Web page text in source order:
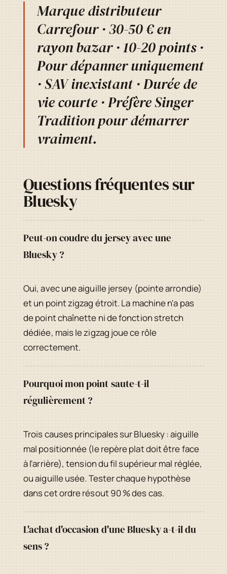
Marque distributeur
Carrefour · 30-50 € en
rayon bazar · 10-20 points ·
Pour dépanner uniquement
· SAV inexistant · Durée de
vie courte · Préfère Singer
Tradition pour démarrer
vraiment.
Questions fréquentes sur
Bluesky
Peut-on coudre du jersey avec une
Bluesky ?
Oui, avec une aiguille jersey (pointe arrondie)
et un point zigzag étroit. La machine n'a pas
de point chaînette ni de fonction stretch
dédiée, mais le zigzag joue ce rôle
correctement.
Pourquoi mon point saute-t-il
régulièrement ?
Trois causes principales sur Bluesky : aiguille
mal positionnée (le repère plat doit être face
à l'arrière), tension du fil supérieur mal réglée,
ou aiguille usée. Tester chaque hypothèse
dans cet ordre résout 90 % des cas.
L'achat d'occasion d'une Bluesky a-t-il du
sens ?